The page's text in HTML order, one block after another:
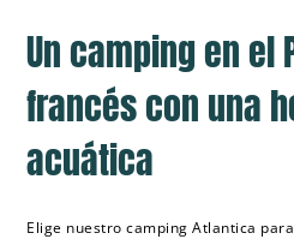
Un camping en el
francés con una
acuática
Elige nuestro camping Atlantica